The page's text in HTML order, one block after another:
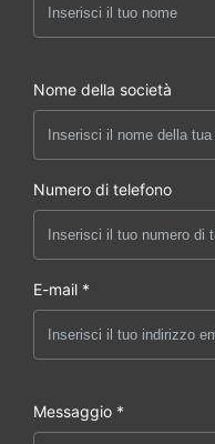
Nome della società
Numero di telefono
E-mail *
Messaggio *